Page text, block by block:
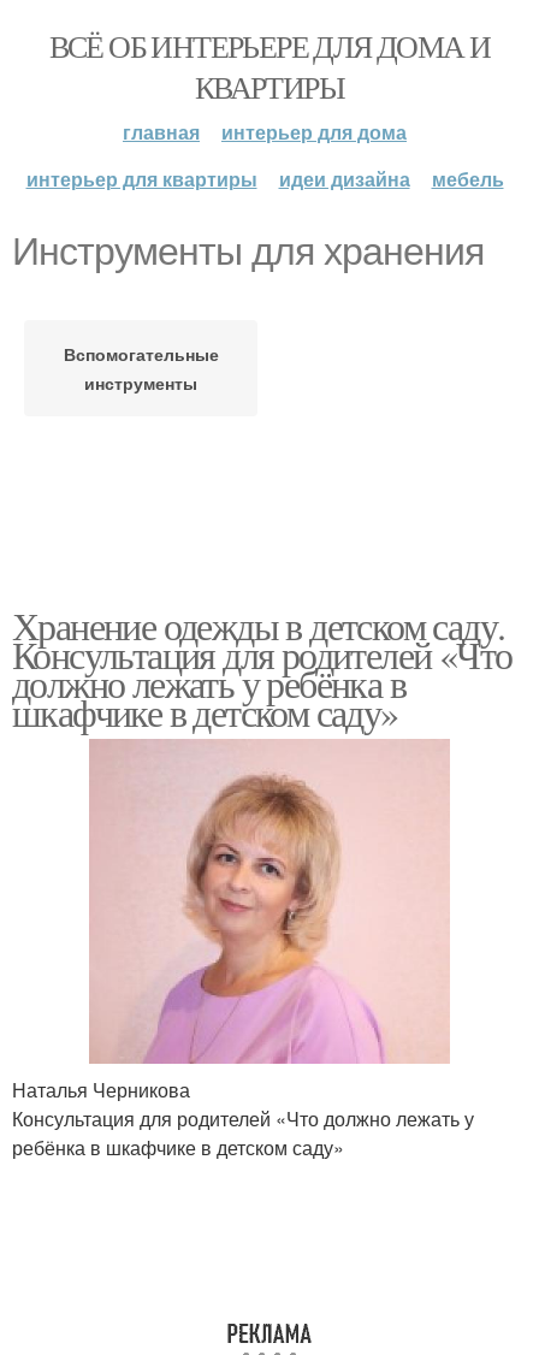
ВСЁ ОБ ИНТЕРЬЕРЕ ДЛЯ ДОМА И
КВАРТИРЫ
главная
интерьер для дома
интерьер для квартиры
идеи дизайна мебель
Инструменты для хранения
Вспомогательные
инструменты
Хранение одежды в детском саду.
Консультация для родителей «Что
должно лежать у ребёнка в
шкафчике в детском саду»
Наталья Черникова
Консультация для родителей «Что должно лежать у
ребёнка в шкафчике в детском саду»